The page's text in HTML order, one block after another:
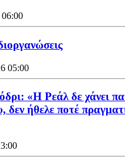
05:00
«Η Ρεάλ δε χάνει
δεν ήθελε ποτέ